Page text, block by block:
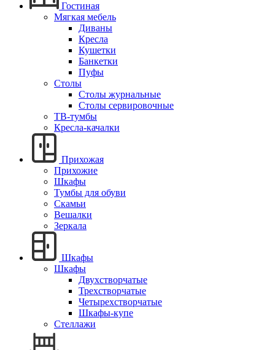
Гостиная
Мягкая мебель
Диваны
Кресла
Кушетки
Банкетки
Пуфы
Столы
Столы журнальные
Столы сервировочные
ТВ-тумбы
Кресла-качалки
Прихожая
Прихожие
Шкафы
Тумбы для обуви
Скамьи
Вешалки
Зеркала
Шкафы
Шкафы
Двухстворчатые
Трехстворчатые
Четырехстворчатые
Шкафы-купе
Стеллажи